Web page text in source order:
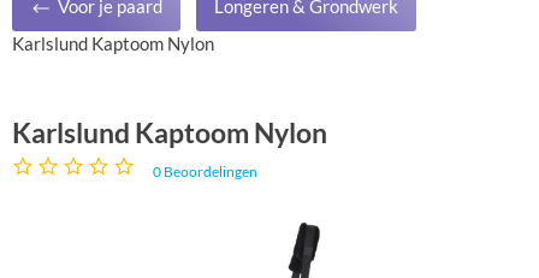
Voor je paard
Longeren & Grondwerk
Karlslund Kaptoom Nylon
Karlslund Kaptoom Nylon
0 Beoordelingen